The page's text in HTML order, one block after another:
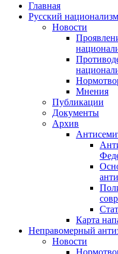
Главная
Русский
Новости
Мнения
Публикации
Документы
Архив
Карта
Неправомерный
Новости